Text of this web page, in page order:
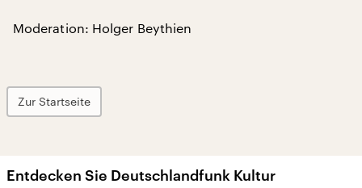
Moderation: Holger Beythien
Zur Startseite
Entdecken Sie Deutschlandfunk Kultur